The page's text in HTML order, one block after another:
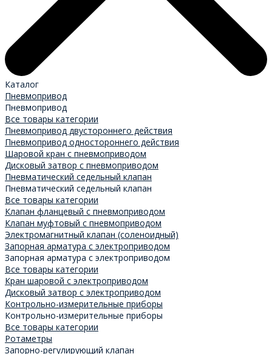
Каталог
Пневмопривод
Пневмопривод
Все товары категории
Пневмопривод двустороннего действия
Пневмопривод одностороннего действия
Шаровой кран с пневмоприводом
Дисковый затвор с пневмоприводом
Пневматический седельный клапан
Пневматический седельный клапан
Все товары категории
Клапан фланцевый с пневмоприводом
Клапан муфтовый с пневмоприводом
Электромагнитный клапан (соленоидный)
Запорная арматура с электроприводом
Запорная арматура с электроприводом
Все товары категории
Кран шаровой с электроприводом
Дисковый затвор с электроприводом
Контрольно-измерительные приборы
Контрольно-измерительные приборы
Все товары категории
Ротаметры
Запорно-регулирующий клапан